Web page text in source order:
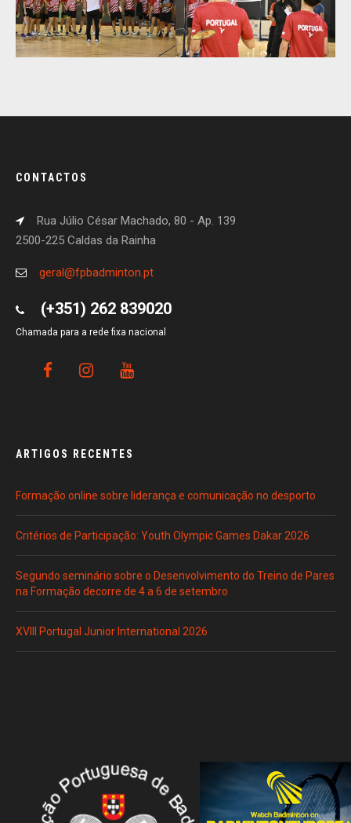
CONTACTOS
Rua Júlio César Machado, 80 - Ap. 139
2500-225 Caldas da Rainha
geral@fpbadminton.pt
(+351) 262 839020
Chamada para a rede fixa nacional
ARTIGOS RECENTES
Formação online sobre liderança e comunicação no desporto
Critérios de Participação: Youth Olympic Games Dakar 2026
Segundo seminário sobre o Desenvolvimento do Treino de Pares
na Formação decorre de 4 a 6 de setembro
XVIII Portugal Junior International 2026